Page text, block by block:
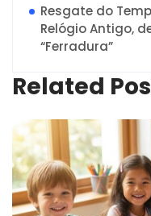
Resgate do
Relógio Antigo,
“Ferradura”
Related